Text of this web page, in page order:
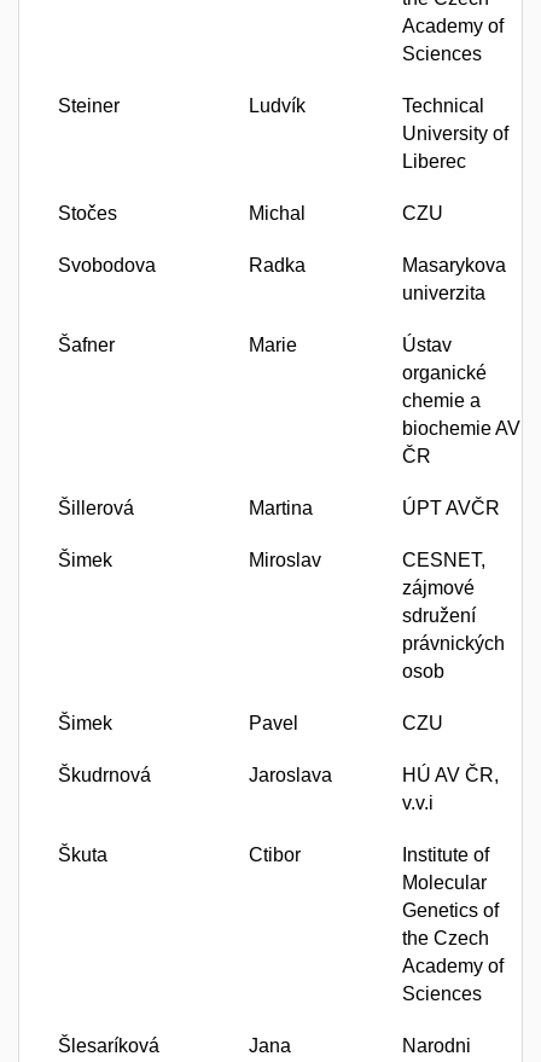
Academy of
Sciences
Steiner Ludvík
Technical
University of
Liberec
Stočes Michal CZU
Svobodova Radka
Masarykova
univerzita
Šafner Marie
Ústav
organické
chemie a
biochemie AV
ČR
Šillerová Martina ÚPT AVČR
Šimek Miroslav
CESNET,
zájmové
sdružení
právnických
osob
Šimek Pavel CZU
Škudrnová Jaroslava
HÚ AV ČR,
v.v.i
Škuta Ctibor
Institute of
Molecular
Genetics of
the Czech
Academy of
Sciences
Šlesaríková Jana
Narodni